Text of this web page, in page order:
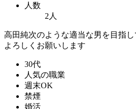
人数
2人
高田純次のような適当な男を目指
よろしくお願いします
30代
人気の職業
週末OK
禁煙
婚活